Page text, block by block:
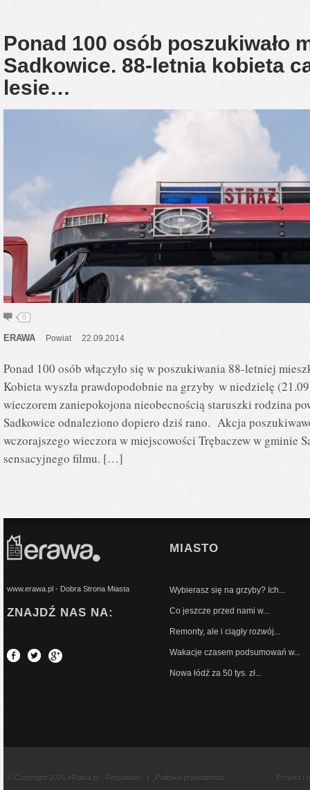
Ponad 100 osób poszukiwało
Sadkowice. 88-letnia kobieta
lesie…
0
ERAWA Powiat 22.09.2014
Ponad 100 osób włączyło się w poszukiwania 88-letniej
Kobieta wyszła prawdopodobnie na grzyby w niedzielę
wieczorem zaniepokojona nieobecnością staruszki rodzina
Sadkowice odnaleziono dopiero dziś rano. Akcja
wczorajszego wieczora w miejscowości Trębaczew w gminie
sensacyjnego filmu. […]
www.erawa.pl - Dobra Strona Miasta
ZNAJDŹ NAS NA:
MIASTO
Wybierasz się na grzyby? Ich...
Co jeszcze przed nami w...
Remonty, ale i ciągły rozwój...
Wakacje czasem podsumowań w...
Nowa łódź za 50 tys. zł...
© Copyright 2026 eRawa.pl Regulamin | Polityka prywatnosci Projekt i